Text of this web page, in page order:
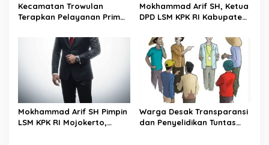
Kecamatan Trowulan
Terapkan Pelayanan Prima,
Mokhammad Arif SH, Ketua
DPD LSM KPK RI Kabupaten
Selamat Hari Natal
Mokhammad Arif SH Pimpin
LSM KPK RI Mojokerto,
Warga Desak Transparansi
dan Penyelidikan Tuntas